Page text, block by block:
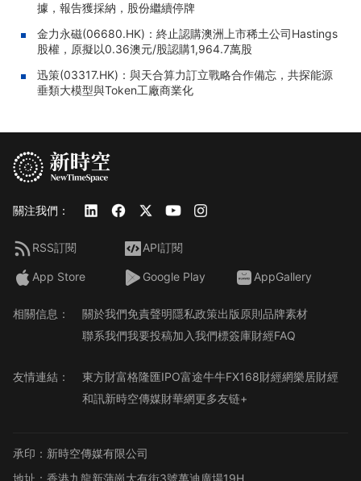
據，報告獲採納，股份繼續停牌
金力永磁(06680.HK)：終止認購澳洲上市稀土公司Hastings
股權，原擬以0.36澳元/股認購1,964.7萬股
迅策(03317.HK)：與天合算力訂立戰略合作備忘，共探能源
垂類大模型與Token工廠商業化
關注我們：
RSS訂閱 API訂閱
App Store Google Play AppGallery
相關信息： 關於我們免責聲明隱私政策出版原則品牌素材
聯系我們我要投稿加入我們標簽庫財經FAQ
友情連結： 東方財富格隆匯IPO富途牛牛FX168財經網樂居財經
和訊新時空傳媒財華網更多友链+
承印：新時空傳媒有限公司
地址：香港九龍新蒲崗大有街3號萬迪廣場19H